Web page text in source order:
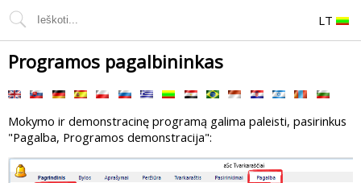
LT
Programos pagalbininkas
Mokymo ir demonstracinę programą galima paleisti, pasirinkus
"Pagalba, Programos demonstracija":